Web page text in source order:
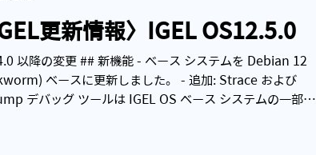
更新情報〉IGEL OS12.5.0
以降の変更 ## 新機能 - ベース システムを Debian 12
ベースに更新しました。 - 追加: Strace および
デバッグ ツールは IGEL OS ベース システムの一部で